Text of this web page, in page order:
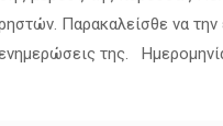
Παρακαλείσθε να την
της.